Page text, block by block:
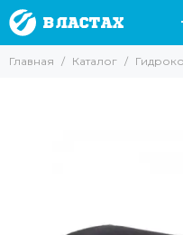
Гидрокостюмы
Гидрокостюмы Salvimar
Главная Каталог